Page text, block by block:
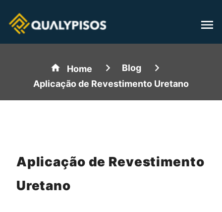
Home
Blog
Aplicação de Revestimento Uretano
Aplicação de Revestimento
Uretano